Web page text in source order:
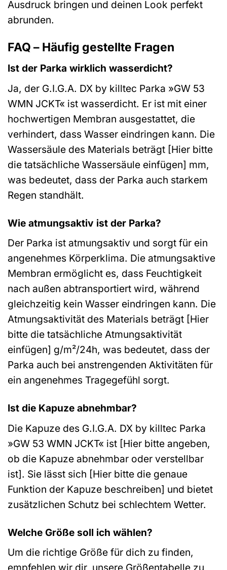
Ausdruck bringen und deinen Look perfekt
abrunden.
FAQ – Häufig gestellte Fragen
Ist der Parka wirklich wasserdicht?
Ja, der G.I.G.A. DX by killtec Parka »GW 53
WMN JCKT« ist wasserdicht. Er ist mit einer
hochwertigen Membran ausgestattet, die
verhindert, dass Wasser eindringen kann. Die
Wassersäule des Materials beträgt [Hier bitte
die tatsächliche Wassersäule einfügen] mm,
was bedeutet, dass der Parka auch starkem
Regen standhält.
Wie atmungsaktiv ist der Parka?
Der Parka ist atmungsaktiv und sorgt für ein
angenehmes Körperklima. Die atmungsaktive
Membran ermöglicht es, dass Feuchtigkeit
nach außen abtransportiert wird, während
gleichzeitig kein Wasser eindringen kann. Die
Atmungsaktivität des Materials beträgt [Hier
bitte die tatsächliche Atmungsaktivität
einfügen] g/m²/24h, was bedeutet, dass der
Parka auch bei anstrengenden Aktivitäten für
ein angenehmes Tragegefühl sorgt.
Ist die Kapuze abnehmbar?
Die Kapuze des G.I.G.A. DX by killtec Parka
»GW 53 WMN JCKT« ist [Hier bitte angeben,
ob die Kapuze abnehmbar oder verstellbar
ist]. Sie lässt sich [Hier bitte die genaue
Funktion der Kapuze beschreiben] und bietet
zusätzlichen Schutz bei schlechtem Wetter.
Welche Größe soll ich wählen?
Um die richtige Größe für dich zu finden,